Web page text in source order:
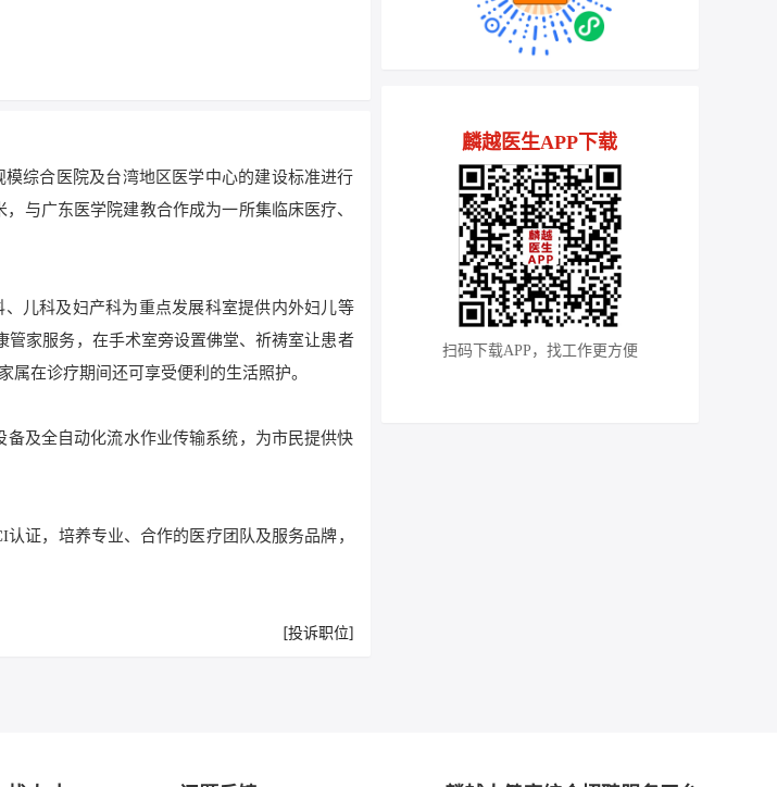
综合医院及台湾地区医学中心的建设标准进行
与广东医学院建教合作成为一所集临床医疗、
儿科及妇产科为重点发展科室提供内外妇儿等
家服务，在手术室旁设置佛堂、祈祷室让患者
在诊疗期间还可享受便利的生活照护。
备及全自动化流水作业传输系统，为市民提供快
证，培养专业、合作的医疗团队及服务品牌，
[投诉职位]
麟越医生APP下载
扫码下载APP，找工作更方便